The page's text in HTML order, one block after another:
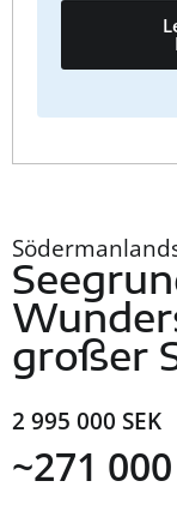
großer
2 995 000 SEK
~271